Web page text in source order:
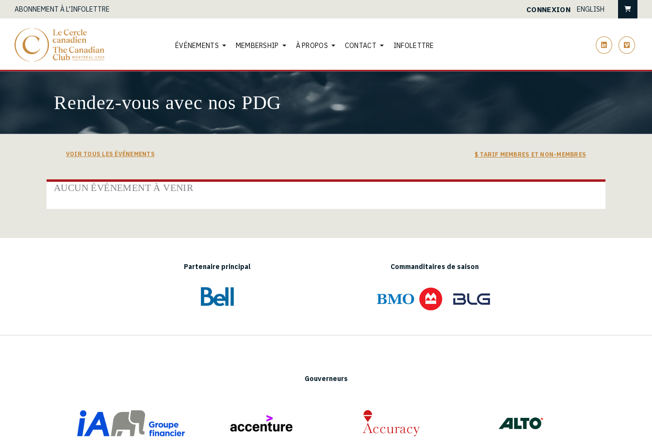
ABONNEMENT À L'INFOLETTRE CONNEXION ENGLISH
ÉVÉNEMENTS MEMBERSHIP À PROPOS CONTACT INFOLETTRE linkedinvimeo
Rendez-vous avec nos PDG
VOIR TOUS LES ÉVÉNEMENTS $ TARIF MEMBRES ET NON-MEMBRES
AUCUN ÉVÉNEMENT À VENIR
Partenaire principal Commanditaires de saison
Gouverneurs